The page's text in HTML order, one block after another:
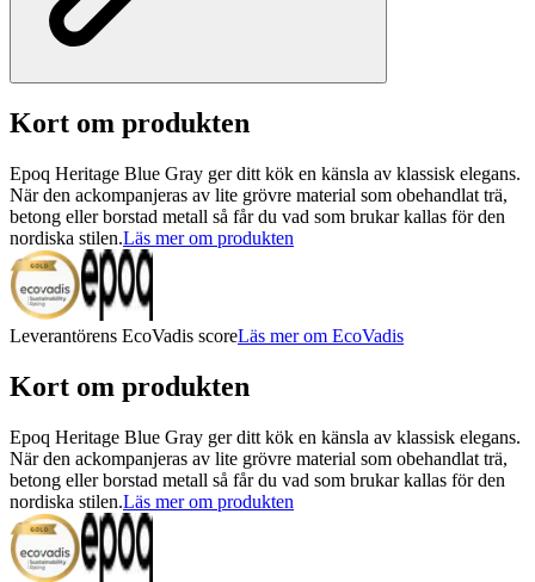
Kort om produkten
Epoq Heritage Blue Gray ger ditt kök en känsla av klassisk elegans.
När den ackompanjeras av lite grövre material som obehandlat trä,
betong eller borstad metall så får du vad som brukar kallas för den
nordiska stilen.Läs mer om produkten
Leverantörens EcoVadis scoreLäs mer om EcoVadis
Kort om produkten
Epoq Heritage Blue Gray ger ditt kök en känsla av klassisk elegans.
När den ackompanjeras av lite grövre material som obehandlat trä,
betong eller borstad metall så får du vad som brukar kallas för den
nordiska stilen.Läs mer om produkten